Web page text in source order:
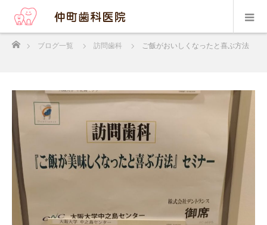
ブログ一覧 訪問歯科 ご飯がおいしくなったと喜ぶ方法